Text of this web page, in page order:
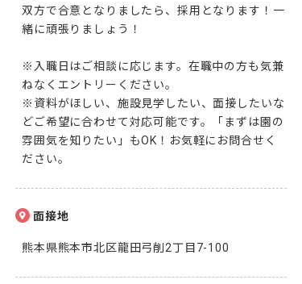
双方で合意となりましたら、採用となります！一
緒に頑張りましょう！
※入職日はご相談に応じます。在職中の方も気兼
ねなくエントリーください。
※資料がほしい、施設見学したい、面接したいな
どご希望に合わせて対応可能です。「まずは園の
雰囲気を知りたい」もOK！お気軽にお問合せく
ださい。
面接地
熊本県熊本市北区龍田弓削2丁目7-100